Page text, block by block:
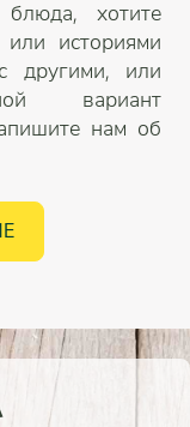
блюда, хотите
или историями
другими, или
вариант
нам об